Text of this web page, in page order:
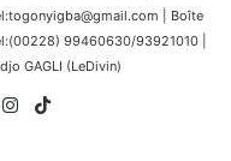
| Boîte
99460630/93921010 |
GAGLI (LeDivin)
LinkedinInstagram